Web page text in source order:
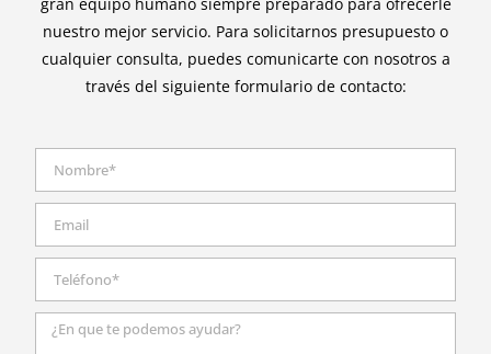
nuestro mejor servicio. Para solicitarnos presupuesto o
cualquier consulta, puedes comunicarte con nosotros a
través del siguiente formulario de contacto: